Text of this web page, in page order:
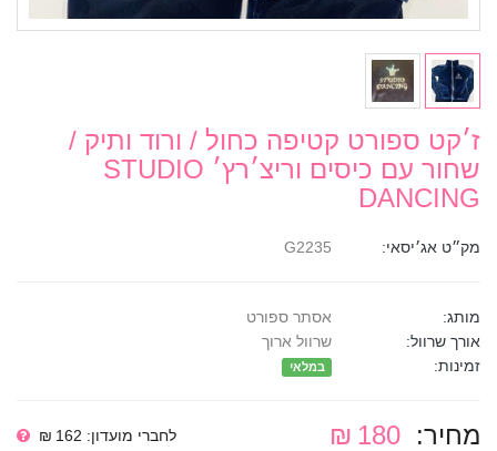
ז׳קט ספורט קטיפה כחול / ורוד ותיק /
שחור עם כיסים וריצ׳רץ׳ STUDIO
DANCING
מק״ט אג׳יסאי:
מותג:
אסתר ספורט
אורך שרוול:
שרוול ארוך
זמינות:
במלאי
מחיר: 180 ₪ לחברי מועדון: 162 ₪